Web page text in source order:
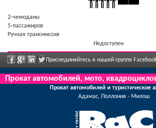
2-чемоданы
5-пассажиров
Ручная трансмиссия
Недоступен
Присоединяйтесь к нашей группе
сотрудниками, отправьте нам ваши отзывы, и
скидками и предложениями, которые регулярно
Прокат автомобилей, мото,
Прокат автомобилей и туристическое
Адамас, Поллония - Милош